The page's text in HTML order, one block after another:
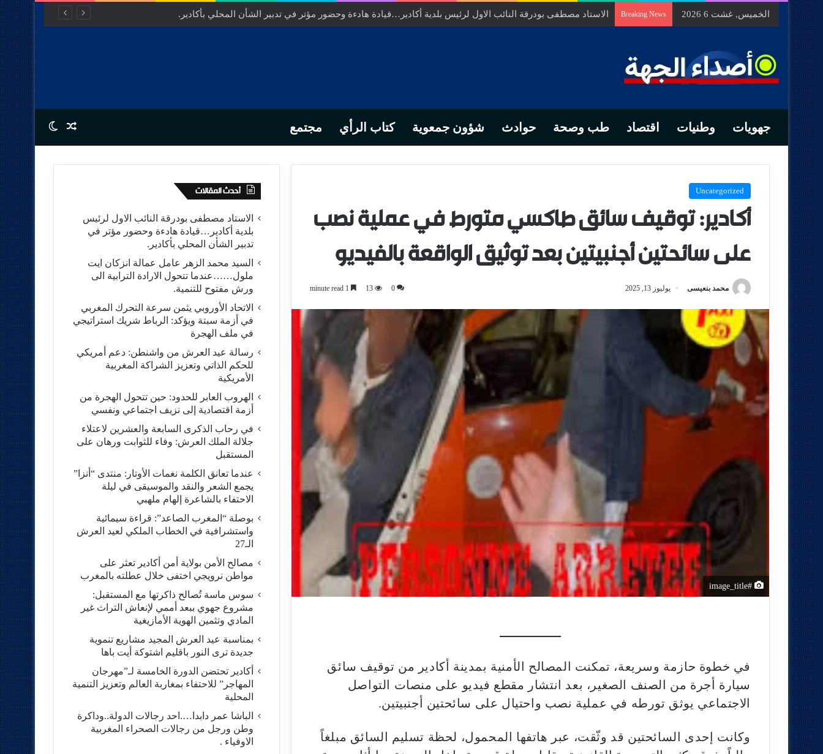
الخميس, غشت 6 2026 Breaking News الاستاد مصطفى بودرقة النائب الاول لرئيس بلدية أكادير…قيادة هادءة وحضور مؤتر في تدبير الشأن المحلي بأكادير.
جهويات وطنيات اقتصاد طب وصحة حوادث شؤون جمعوية كتاب الرأي مجتمع Random Article
Switch skin
Uncategorized
أكادير: توقيف سائق طاكسي متورط في عملية نصب
على سائحتين أجنبيتين بعد توثيق الواقعة بالفيديو
محمد بنعيسى يوليوز 13, 2025 0
13
#image_title
في خطوة حازمة وسريعة، تمكنت المصالح الأمنية بمدينة أكادير من توقيف سائق
سيارة أجرة من الصنف الصغير، بعد انتشار مقطع فيديو على منصات التواصل
الاجتماعي يوثق تورطه في عملية نصب واحتيال على سائحتين أجنبيتين.
وكانت إحدى السائحتين قد وثّقت، عبر هاتفها المحمول، لحظة تسليم السائق مبلغاً
أحدث المقالات
الاستاد مصطفى بودرقة النائب الاول لرئيس
بلدية أكادير…قيادة هادءة وحضور مؤتر في
تدبير الشأن المحلي بأكادير.
السيد محمد الزهر عامل عمالة انزكان ايت
ملول……عندما تتحول الارادة الترابية الى
ورش مفتوح للتنمية.
الاتحاد الأوروبي يثمن سرعة التحرك المغربي
في أزمة سبتة ويؤكد: الرباط شريك استراتيجي
في ملف الهجرة
رسالة عيد العرش من واشنطن: دعم أمريكي
للحكم الذاتي وتعزيز الشراكة المغربية
الأمريكية
​الهروب العابر للحدود: حين تتحول الهجرة من
أزمة اقتصادية إلى نزيف اجتماعي ونفسي
في رحاب الذكرى السابعة والعشرين لاعتلاء
جلالة الملك العرش: وفاء للثوابت ورهان على
المستقبل
​عندما تعانق الكلمة نغمات الأوتار: منتدى “أنزا”
يجمع الشعر والنقد والموسيقى في ليلة
الاحتفاء بالشاعرة إلهام ملهبي
بوصلة “المغرب الصاعد”: قراءة سيمائية
واستشرافية في الخطاب الملكي لعيد العرش
الـ27
مصالح الأمن بولاية أمن أكادير تعثر على
مواطن نرويجي اختفى خلال عطلته بالمغرب
سوس ماسة تُصالح ذاكرتها مع المستقبل:
مشروع جهوي ببعد أممي لإنعاش التراث غير
المادي وتثمين الهوية الأمازيغية
بمناسبة عيد العرش المجيد مشاريع تنموية
جديدة ترى النور باقليم اشتوكة أيت باها
أكادير تحتضن الدورة الخامسة لـ”مهرجان
المهاجر” للاحتفاء بمغاربة العالم وتعزيز التنمية
المحلية
الباشا عمر دابدا….احد رجالات الدولة..وداكرة
وطن ورجل من رجالات الصحراء المغربية
الاوفياء .